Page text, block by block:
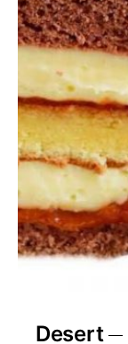
Desert